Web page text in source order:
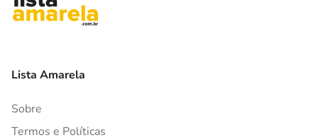
Lista Amarela
Sobre
Termos e Políticas